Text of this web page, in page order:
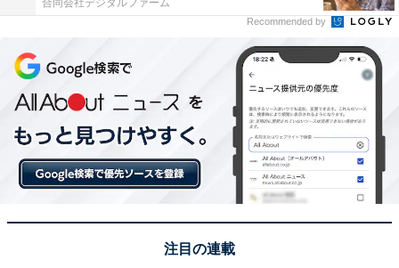
合同会社デジタルファーム
Recommended by
注目の連載